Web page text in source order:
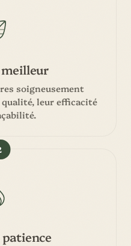
soigneusement
leur efficacité
patience